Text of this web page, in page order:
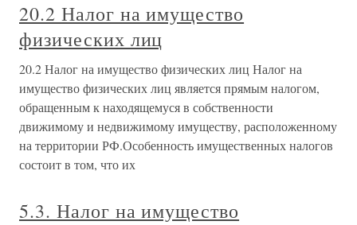
20.2 Налог на имущество
физических лиц
20.2 Налог на имущество физических лиц Налог на
имущество физических лиц является прямым налогом,
обращенным к находящемуся в собственности
движимому и недвижимому имуществу, расположенному
на территории РФ.Особенность имущественных налогов
состоит в том, что их
5.3. Налог на имущество